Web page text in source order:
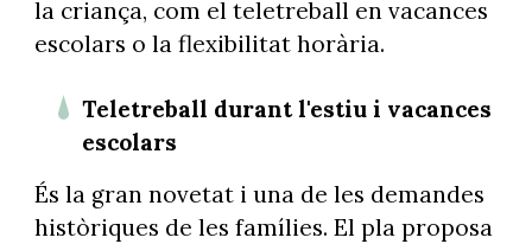
la criança, com el teletreball en vacances
escolars o la flexibilitat horària.
Teletreball durant l'estiu i vacances
escolars
És la gran novetat i una de les demandes
històriques de les famílies. El pla proposa